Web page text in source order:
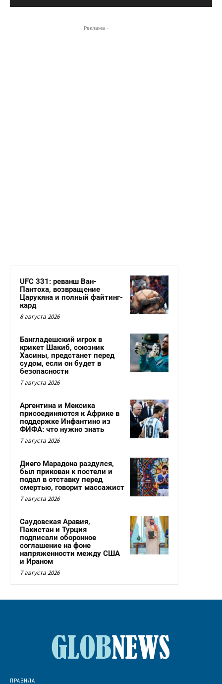
- Реклама -
UFC 331: реванш Ван-
Пантоха, возвращение
Царукяна и полный файтинг-
кард
8 августа 2026
Бангладешский игрок в
крикет Шакиб, союзник
Хасины, предстанет перед
судом, если он будет в
безопасности
7 августа 2026
Аргентина и Мексика
присоединяются к Африке в
поддержке Инфантино из
ФИФА: что нужно знать
7 августа 2026
Диего Марадона раздулся,
был прикован к постели и
подал в отставку перед
смертью, говорит массажист
7 августа 2026
Саудовская Аравия,
Пакистан и Турция
подписали оборонное
соглашение на фоне
напряженности между США
и Ираном
7 августа 2026
ПРАВИЛА